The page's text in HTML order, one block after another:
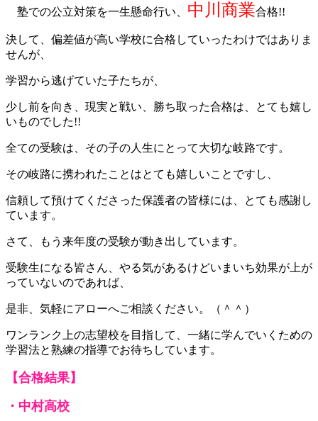
塾での公立対策を一生懸命行い、 中川商業合格!!
決して、偏差値が高い学校に合格していったわけではありま
せんが、
学習から逃げていた子たちが、
少し前を向き、現実と戦い、勝ち取った合格は、とても嬉し
いものでした!!
全ての受験は、その子の人生にとって大切な岐路です。
その岐路に携われたことはとても嬉しいことですし、
信頼して預けてくださった保護者の皆様には、とても感謝し
ています。
さて、もう来年度の受験が動き出しています。
受験生になる皆さん、やる気があるけどいまいち効果が上が
っていないのであれば、
是非、気軽にアローへご相談ください。（＾＾）
ワンランク上の志望校を目指して、一緒に学んでいくための
学習法と熟練の指導でお待ちしています。
【合格結果】
・中村高校